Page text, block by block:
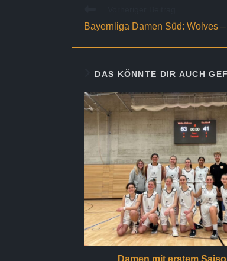
ansehen
Bayernliga Damen Süd: Wolves
DAS KÖNNTE DIR AUCH
Damen mit erstem